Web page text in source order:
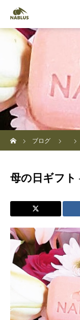
ブログ
母の日ギフト